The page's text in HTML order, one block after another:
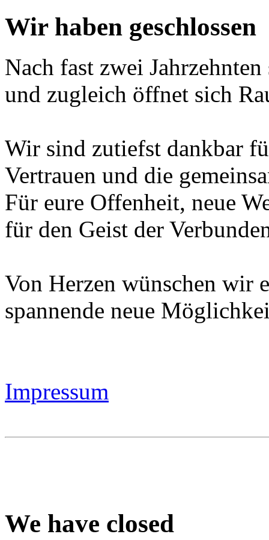
Wir haben geschlossen
Nach fast zwei
und zugleich öffnet sich
Wir sind zutiefst dankbar
Vertrauen und die
Für eure Offenheit, neue
für den Geist der
Von Herzen wünschen wir
spannende neue
Impressum
We have closed